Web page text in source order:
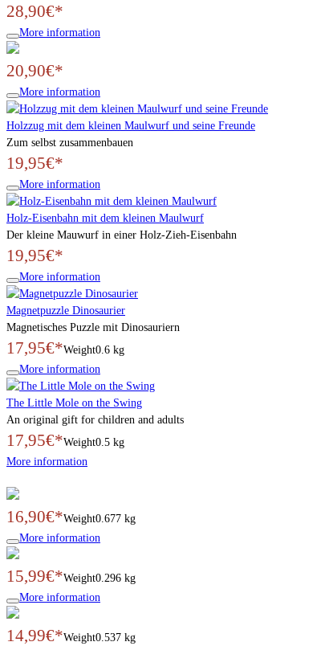
28,90€*
More information
20,90€*
More information
Holzzug mit dem kleinen Maulwurf und seine Freunde
Zum selbst zusammenbauen
19,95€*
More information
Holz-Eisenbahn mit dem kleinen Maulwurf
Der kleine Mauwurf in einer Holz-Zieh-Eisenbahn
19,95€*
More information
Magnetpuzzle Dinosaurier
Magnetisches Puzzle mit Dinosauriern
17,95€*Weight0.6 kg
More information
The Little Mole on the Swing
An original gift for children and adults
17,95€*Weight0.5 kg
More information
16,90€*Weight0.677 kg
More information
15,99€*Weight0.296 kg
More information
14,99€*Weight0.537 kg